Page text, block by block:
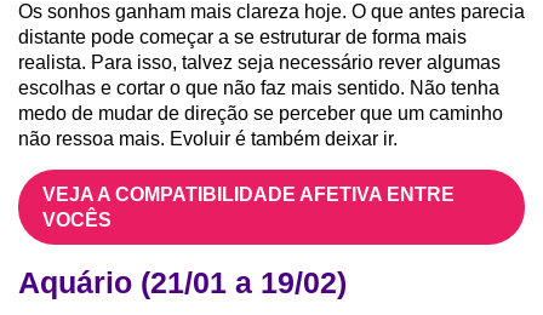
Os sonhos ganham mais clareza hoje. O que antes parecia
distante pode começar a se estruturar de forma mais
realista. Para isso, talvez seja necessário rever algumas
escolhas e cortar o que não faz mais sentido. Não tenha
medo de mudar de direção se perceber que um caminho
não ressoa mais. Evoluir é também deixar ir.
VEJA A COMPATIBILIDADE AFETIVA ENTRE
VOCÊS
Aquário (21/01 a 19/02)